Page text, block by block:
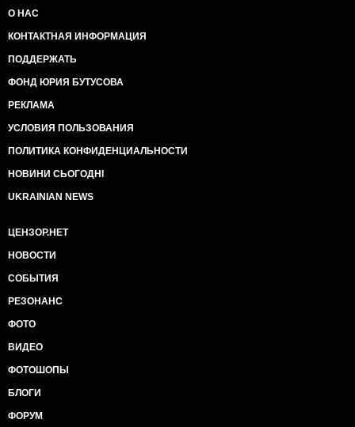
О НАС
КОНТАКТНАЯ ИНФОРМАЦИЯ
ПОДДЕРЖАТЬ
ФОНД ЮРИЯ БУТУСОВА
РЕКЛАМА
УСЛОВИЯ ПОЛЬЗОВАНИЯ
ПОЛИТИКА КОНФИДЕНЦИАЛЬНОСТИ
НОВИНИ СЬОГОДНІ
UKRAINIAN NEWS
ЦЕНЗОР.НЕТ
НОВОСТИ
СОБЫТИЯ
РЕЗОНАНС
ФОТО
ВИДЕО
ФОТОШОПЫ
БЛОГИ
ФОРУМ